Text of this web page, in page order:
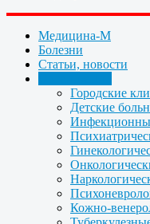
Медицина-М
Болезни
Статьи, новости
Городские
Детские
Кожно-